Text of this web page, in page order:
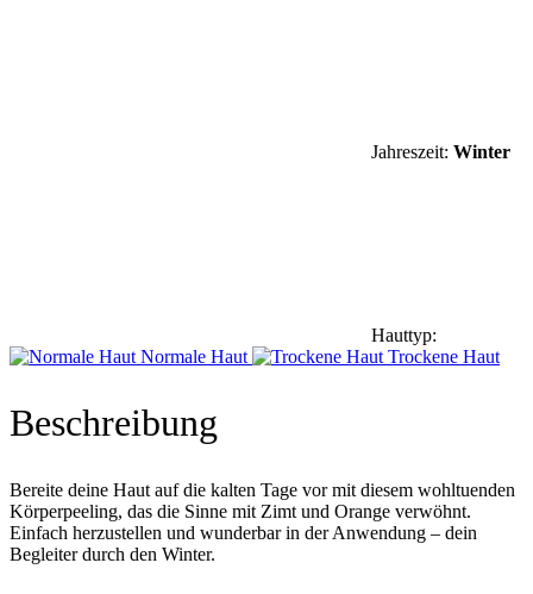
Jahreszeit: Winter
Hauttyp:
Normale Haut
Trockene Haut
Beschreibung
Bereite deine Haut auf die kalten Tage vor mit diesem wohltuenden
Körperpeeling, das die Sinne mit Zimt und Orange verwöhnt.
Einfach herzustellen und wunderbar in der Anwendung – dein
Begleiter durch den Winter.